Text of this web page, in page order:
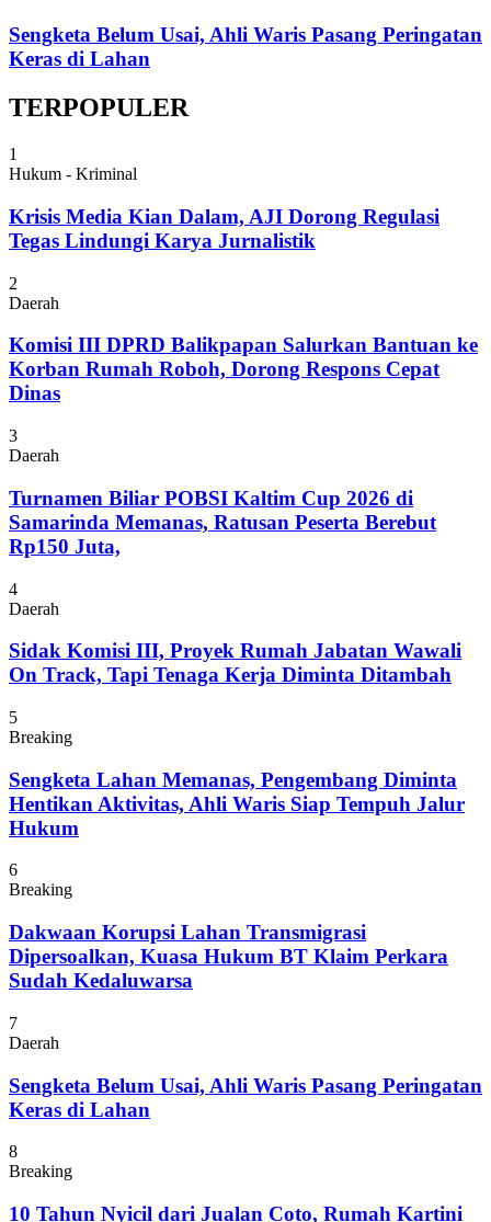
Sengketa Belum Usai, Ahli Waris Pasang Peringatan
Keras di Lahan
TERPOPULER
1
Hukum - Kriminal
Krisis Media Kian Dalam, AJI Dorong Regulasi
Tegas Lindungi Karya Jurnalistik
2
Daerah
Komisi III DPRD Balikpapan Salurkan Bantuan ke
Korban Rumah Roboh, Dorong Respons Cepat
Dinas
3
Daerah
Turnamen Biliar POBSI Kaltim Cup 2026 di
Samarinda Memanas, Ratusan Peserta Berebut
Rp150 Juta,
4
Daerah
Sidak Komisi III, Proyek Rumah Jabatan Wawali
On Track, Tapi Tenaga Kerja Diminta Ditambah
5
Breaking
Sengketa Lahan Memanas, Pengembang Diminta
Hentikan Aktivitas, Ahli Waris Siap Tempuh Jalur
Hukum
6
Breaking
Dakwaan Korupsi Lahan Transmigrasi
Dipersoalkan, Kuasa Hukum BT Klaim Perkara
Sudah Kedaluwarsa
7
Daerah
Sengketa Belum Usai, Ahli Waris Pasang Peringatan
Keras di Lahan
8
Breaking
10 Tahun Nyicil dari Jualan Coto, Rumah Kartini